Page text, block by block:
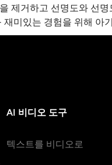
제거하고 선명도와 선
재미있는 경험을 위해 아
AI 비디오 도구
텍스트를 비디오로